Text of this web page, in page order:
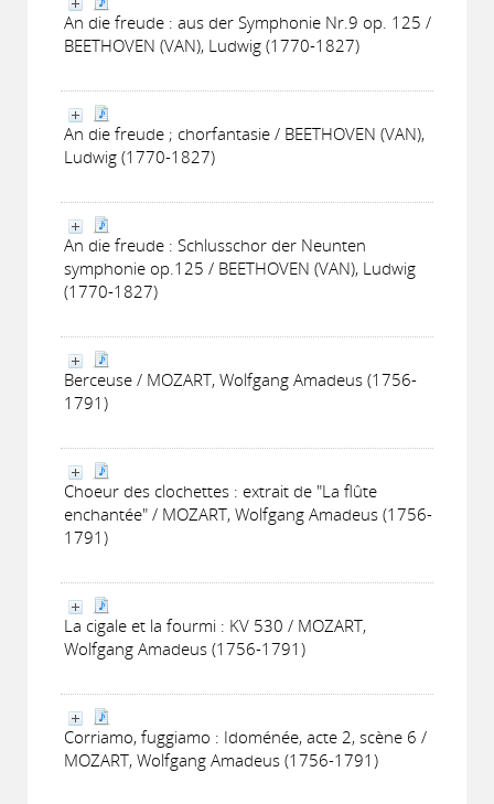
An die freude : aus der Symphonie Nr.9 op. 125 /
BEETHOVEN (VAN), Ludwig (1770-1827)
An die freude ; chorfantasie / BEETHOVEN (VAN),
Ludwig (1770-1827)
An die freude : Schlusschor der Neunten
symphonie op.125 / BEETHOVEN (VAN), Ludwig
(1770-1827)
Berceuse / MOZART, Wolfgang Amadeus (1756-
1791)
Choeur des clochettes : extrait de "La flûte
enchantée" / MOZART, Wolfgang Amadeus (1756-
1791)
La cigale et la fourmi : KV 530 / MOZART,
Wolfgang Amadeus (1756-1791)
Corriamo, fuggiamo : Idoménée, acte 2, scène 6 /
MOZART, Wolfgang Amadeus (1756-1791)